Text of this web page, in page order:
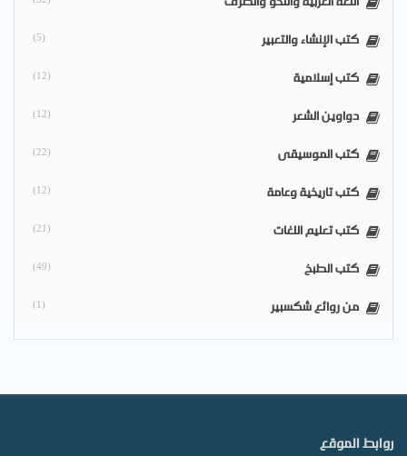
كتب الإنشاء والتعبير (5)
كتب إسلامية (12)
دواوين الشعر (12)
كتب الموسيقى (22)
كتب تاريخية وعامة (12)
كتب تعليم اللغات (21)
كتب الطبخ (49)
من روائع شكسبير (1)
روابط الموقع